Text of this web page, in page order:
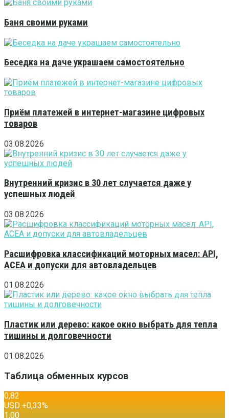
Баня своими руками
Беседка на даче украшаем самостоятельно
Приём платежей в интернет-магазине цифровых
товаров
03.08.2026
Внутренний кризис в 30 лет случается даже у
успешных людей
03.08.2026
Расшифровка классификаций моторных масел: API,
ACEA и допуски для автовладельцев
01.08.2026
Пластик или дерево: какое окно выбрать для тепла
тишины и долговечности
01.08.2026
Таблица обменных курсов
0,82
USD +0,33%
1,00